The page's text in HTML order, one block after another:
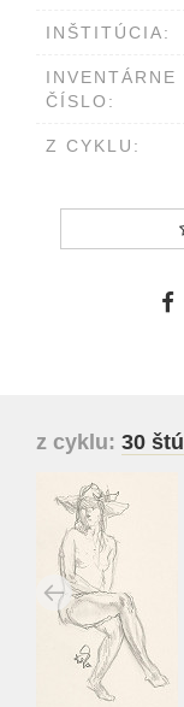
INŠTITÚCIA:
INVENTÁRNE
ČÍSLO:
Z CYKLU:
z cyklu: 30